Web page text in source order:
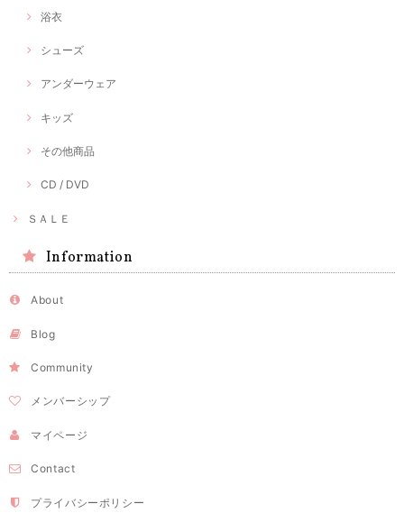
浴衣
シューズ
アンダーウェア
キッズ
その他商品
CD / DVD
ＳＡＬＥ
Information
About
Blog
Community
メンバーシップ
マイページ
Contact
プライバシーポリシー